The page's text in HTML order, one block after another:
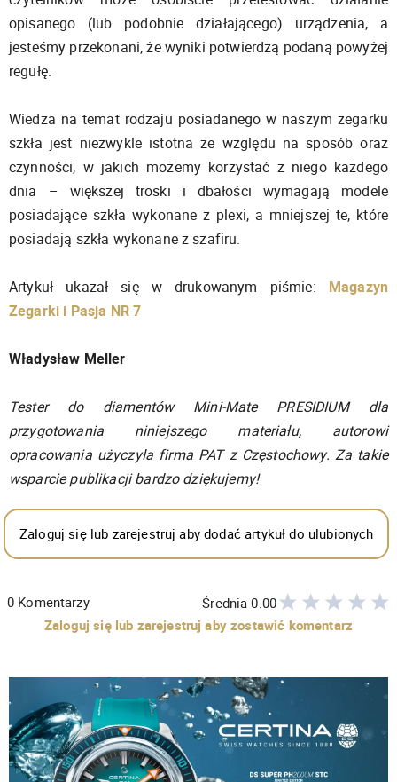
opisanego (lub podobnie działającego) urządzenia, a
jesteśmy przekonani, że wyniki potwierdzą podaną powyżej
regułę.
Wiedza na temat rodzaju posiadanego w naszym zegarku
szkła jest niezwykle istotna ze względu na sposób oraz
czynności, w jakich możemy korzystać z niego każdego
dnia – większej troski i dbałości wymagają modele
posiadające szkła wykonane z plexi, a mniejszej te, które
posiadają szkła wykonane z szafiru.
Artykuł ukazał się w drukowanym piśmie: Magazyn
Zegarki i Pasja NR 7
Władysław Meller
Tester do diamentów Mini-Mate PRESIDIUM dla
przygotowania niniejszego materiału, autorowi
opracowania użyczyła firma PAT z Częstochowy. Za takie
wsparcie publikacji bardzo dziękujemy!
Zaloguj się lub zarejestruj aby dodać artykuł do ulubionych
0 Komentarzy Średnia0.00
Zaloguj się lub zarejestruj aby zostawić komentarz